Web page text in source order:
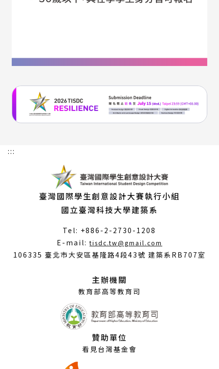
:::
臺灣國際學生創意設計大賽執行小組
國立臺灣科技大學建築系
Tel: +886-2-2730-1208
E-mail:tisdc.tw@gmail.com
開
106335 臺北市大安區基隆路4段43號 建築系RB707室
主辦機關
教育部高等教育司
贊助單位
看見台灣基金會